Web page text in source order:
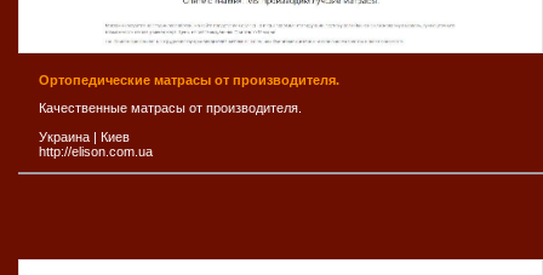
Ортопедические матраcы от производителя.
Качественные матрасы от производителя.
Украина | Киев
http://elison.com.ua